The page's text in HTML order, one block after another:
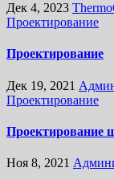
Дек 4, 2023
Проектирование
Проектирование
Дек 19, 2021
Проектирование
Проектирование
Ноя 8, 2021